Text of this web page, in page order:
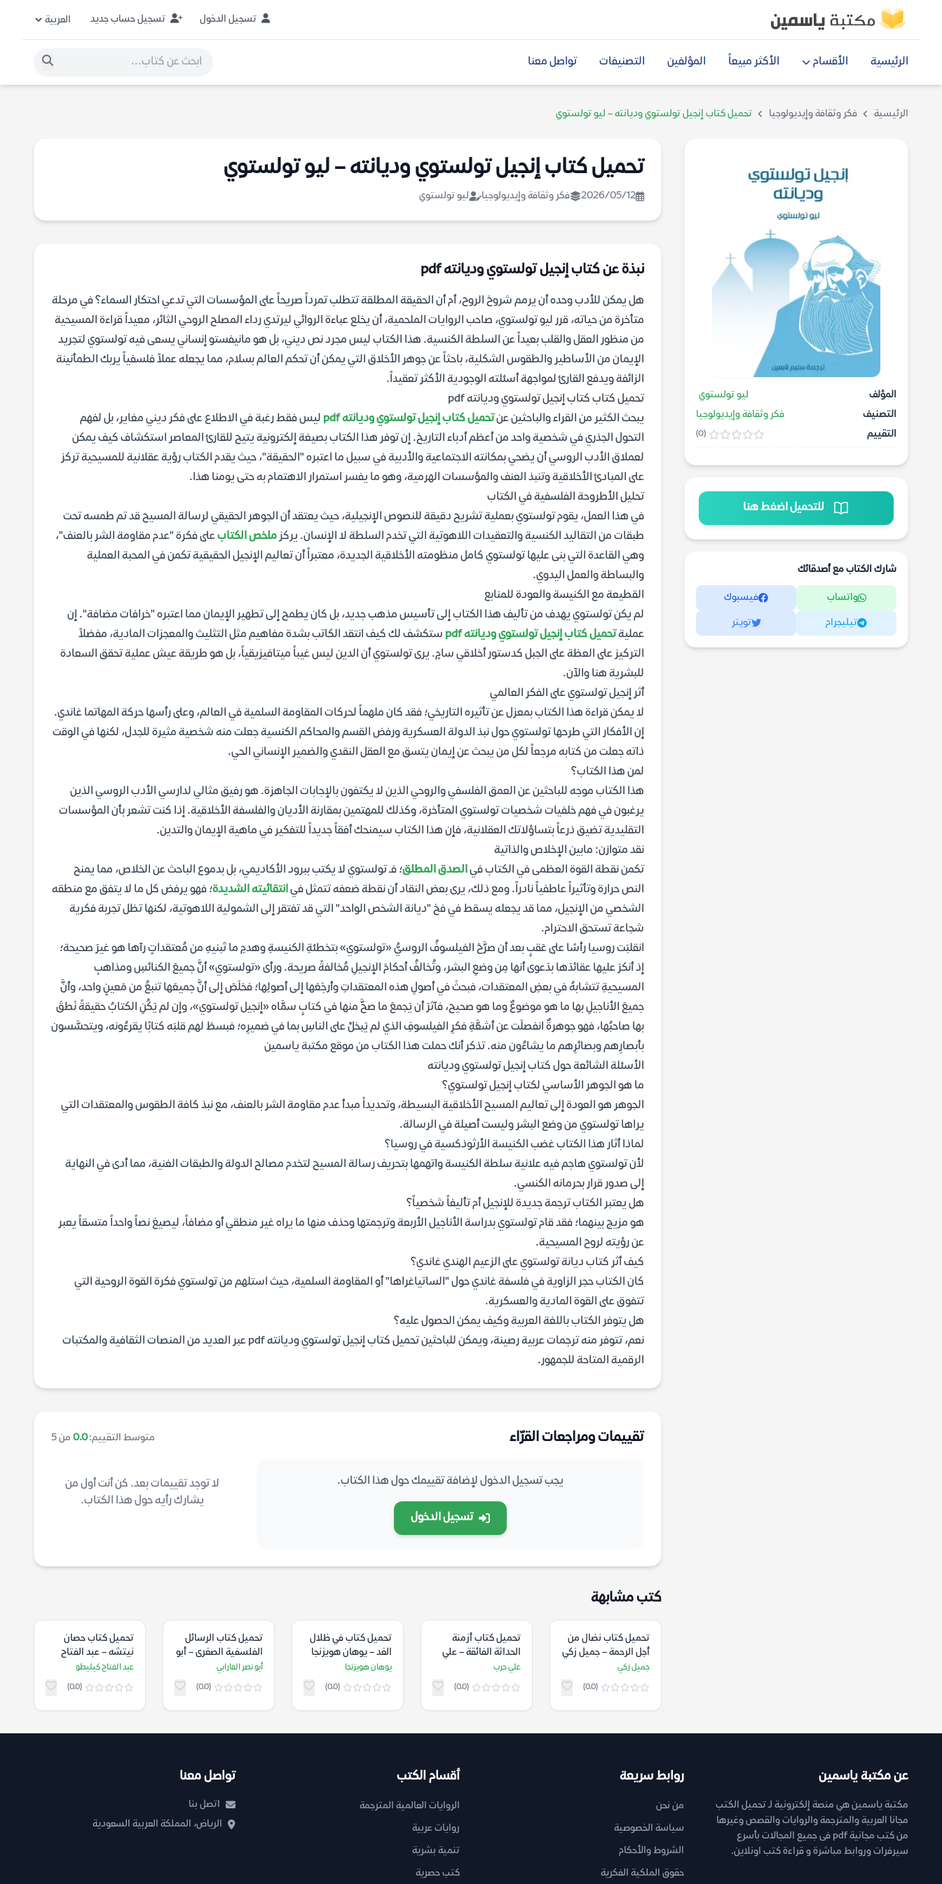
تسجيل الدخول تسجيل حساب جديد
الرئيسية الأقسام الأكثر مبيعاً المؤلفين التصنيفات تواصل معنا
الرئيسية فكر وثقافة وإيديولوجيا تحميل كتاب إنجيل تولستوي وديانته – ليو تولستوي
المؤلف
ليو تولستوي
التصنيف
فكر وثقافة وإيديولوجيا
التقييم
(0)
للتحميل اضغط هنا
شارك الكتاب مع أصدقائك
واتساب فيسبوك
تيليجرام تويتر
تحميل كتاب إنجيل تولستوي وديانته – ليو تولستوي
2026/05/12 فكر وثقافة وإيديولوجيا ليو تولستوي
نبذة عن كتاب إنجيل تولستوي وديانته pdf
هل يمكن للأدب وحده أن يرمم شروخ الروح، أم أن الحقيقة المطلقة تتطلب تمرداً صريحاً على المؤسسات التي تدعي احتكار السماء؟ في مرحلة
متأخرة من حياته، قرر ليو تولستوي، صاحب الروايات الملحمية، أن يخلع عباءة الروائي ليرتدي رداء المصلح الروحي الثائر، معيداً قراءة المسيحية
من منظور العقل والقلب بعيداً عن السلطة الكنسية. هذا الكتاب ليس مجرد نص ديني، بل هو مانيفستو إنساني يسعى فيه تولستوي لتجريد
الإيمان من الأساطير والطقوس الشكلية، باحثاً عن جوهر الأخلاق التي يمكن أن تحكم العالم بسلام، مما يجعله عملاً فلسفياً يربك الطمأنينة
الزائفة ويدفع القارئ لمواجهة أسئلته الوجودية الأكثر تعقيداً.
تحميل كتاب كتاب إنجيل تولستوي وديانته pdf
يبحث الكثير من القراء والباحثين عنتحميل كتاب إنجيل تولستوي وديانته pdf
ليس فقط رغبة في الاطلاع على فكر ديني مغاير، بل لفهم
التحول الجذري في شخصية واحد من أعظم أدباء التاريخ. إن توفر هذا الكتاب بصيغة إلكترونية يتيح للقارئ المعاصر استكشاف كيف يمكن
لعملاق الأدب الروسي أن يضحي بمكانته الاجتماعية والأدبية في سبيل ما اعتبره "الحقيقة"، حيث يقدم الكتاب رؤية عقلانية للمسيحية تركز
على المبادئ الأخلاقية وتنبذ العنف والمؤسسات الهرمية، وهو ما يفسر استمرار الاهتمام به حتى يومنا هذا.
تحليل الأطروحة الفلسفية في الكتاب
في هذا العمل، يقوم تولستوي بعملية تشريح دقيقة للنصوص الإنجيلية، حيث يعتقد أن الجوهر الحقيقي لرسالة المسيح قد تم طمسه تحت
طبقات من التقاليد الكنسية والتعقيدات اللاهوتية التي تخدم السلطة لا الإنسان. يركز ملخص الكتابعلى فكرة "عدم مقاومة الشر بالعنف"،
وهي القاعدة التي بنى عليها تولستوي كامل منظومته الأخلاقية الجديدة، معتبراً أن تعاليم الإنجيل الحقيقية تكمن في المحبة العملية
والبساطة والعمل اليدوي.
القطيعة مع الكنيسة والعودة للمنابع
لم يكن تولستوي يهدف من تأليف هذا الكتاب إلى تأسيس مذهب جديد، بل كان يطمح إلى تطهير الإيمان مما اعتبره "خرافات مضافة". إن
عمليةتحميل كتاب إنجيل تولستوي وديانته pdf
ستكشف لك كيف انتقد الكاتب بشدة مفاهيم مثل التثليث والمعجزات المادية، مفضلاً
التركيز على العظة على الجبل كدستور أخلاقي سامٍ. يرى تولستوي أن الدين ليس غيباً ميتافيزيقياً، بل هو طريقة عيش عملية تحقق السعادة
للبشرية هنا والآن.
أثر إنجيل تولستوي على الفكر العالمي
لا يمكن قراءة هذا الكتاب بمعزل عن تأثيره التاريخي؛ فقد كان ملهماً لحركات المقاومة السلمية في العالم، وعلى رأسها حركة المهاتما غاندي.
إن الأفكار التي طرحها تولستوي حول نبذ الدولة العسكرية ورفض القسم والمحاكم الكنسية جعلت منه شخصية مثيرة للجدل، لكنها في الوقت
ذاته جعلت من كتابه مرجعاً لكل من يبحث عن إيمان يتسق مع العقل النقدي والضمير الإنساني الحي.
لمن هذا الكتاب؟
هذا الكتاب موجه للباحثين عن العمق الفلسفي والروحي الذين لا يكتفون بالإجابات الجاهزة. هو رفيق مثالي لدارسي الأدب الروسي الذين
يرغبون في فهم خلفيات شخصيات تولستوي المتأخرة، وكذلك للمهتمين بمقارنة الأديان والفلسفة الأخلاقية. إذا كنت تشعر بأن المؤسسات
التقليدية تضيق ذرعاً بتساؤلاتك العقلانية، فإن هذا الكتاب سيمنحك أفقاً جديداً للتفكير في ماهية الإيمان والتدين.
نقد متوازن: مابين الإخلاص والذاتية
تكمن نقطة القوة العظمى في الكتاب فيالصدق المطلق؛ فـ تولستوي لا يكتب ببرود الأكاديمي، بل بدموع الباحث عن الخلاص، مما يمنح
النص حرارة وتأثيراً عاطفياً نادراً. ومع ذلك، يرى بعض النقاد أن نقطة ضعفه تتمثل فيانتقائيته الشديدة؛ فهو يرفض كل ما لا يتفق مع منطقه
الشخصي من الإنجيل، مما قد يجعله يسقط في فخ "ديانة الشخص الواحد" التي قد تفتقر إلى الشمولية اللاهوتية، لكنها تظل تجربة فكرية
شجاعة تستحق الاحترام.
انقلبَت روسيا رأسًا على عَقبٍ بعد أن صرَّحَ الفيلسوفُ الروسيُّ «تولستوي» بتخطئةِ الكنيسةِ وهدمِ ما تَبنيهِ من مُعتقداتٍ رآها هو غيرَ صحيحة؛
إذ أنكرَ عليها عقائدَها بدَعوى أنها مِن وضعِ البشر، وتُخالفُ أحكامَ الإنجيلِ مُخالفةً صريحة. ورأى «تولستوي» أنَّ جميعَ الكنائسِ ومذاهبِ
المسيحيةِ تتشابهُ في بعضِ المعتقدات، فبحثَ في أصولِ هذه المعتقداتِ وأرجَعَها إلى أصولِها؛ فخلَصَ إلى أنَّ جميعَها تنبعُ من مَعينٍ واحد، وأنَّ
جميعَ الأناجيلِ بها ما هو موضوعٌ وما هو صحيح، فآثرَ أن يَجمعَ ما صحَّ منها في كتابٍ سمَّاه «إنجيل تولستوي»، وإن لم يَكُنِ الكتابُ حقيقةً نَطقَ
بها صاحبُها، فهو جوهرةٌ انفصلَت عن أشعَّةِ فكرِ الفيلسوفِ الذي لم يَبخلْ على الناسِ بما في ضميرِه؛ فبسطَ لهم قلبَه كتابًا يقرءُونه، ويتحسَّسون
بأبصارِهم وبصائرِهم ما يشاءُون منه. تذكر أنك حملت هذا الكتاب من موقع مكتبة ياسمين
الأسئلة الشائعة حول كتاب إنجيل تولستوي وديانته
ما هو الجوهر الأساسي لكتاب إنجيل تولستوي؟
الجوهر هو العودة إلى تعاليم المسيح الأخلاقية البسيطة، وتحديداً مبدأ عدم مقاومة الشر بالعنف، مع نبذ كافة الطقوس والمعتقدات التي
يراها تولستوي من وضع البشر وليست أصيلة في الرسالة.
لماذا أثار هذا الكتاب غضب الكنيسة الأرثوذكسية في روسيا؟
لأن تولستوي هاجم فيه علانية سلطة الكنيسة واتهمها بتحريف رسالة المسيح لتخدم مصالح الدولة والطبقات الغنية، مما أدى في النهاية
إلى صدور قرار بحرمانه الكنسي.
هل يعتبر الكتاب ترجمة جديدة للإنجيل أم تأليفاً شخصياً؟
هو مزيج بينهما؛ فقد قام تولستوي بدراسة الأناجيل الأربعة وترجمتها وحذف منها ما يراه غير منطقي أو مضافاً، ليصيغ نصاً واحداً متسقاً يعبر
عن رؤيته لروح المسيحية.
كيف أثر كتاب ديانة تولستوي على الزعيم الهندي غاندي؟
كان الكتاب حجر الزاوية في فلسفة غاندي حول "الساتياغراها" أو المقاومة السلمية، حيث استلهم من تولستوي فكرة القوة الروحية التي
تتفوق على القوة المادية والعسكرية.
هل يتوفر الكتاب باللغة العربية وكيف يمكن الحصول عليه؟
نعم، تتوفر منه ترجمات عربية رصينة، ويمكن للباحثين تحميل كتاب إنجيل تولستوي وديانته pdf عبر العديد من المنصات الثقافية والمكتبات
الرقمية المتاحة للجمهور.
تقييمات ومراجعات القرّاء متوسط التقييم:0.0 من 5
يجب تسجيل الدخول لإضافة تقييمك حول هذا الكتاب.
تسجيل الدخول
لا توجد تقييمات بعد. كن أنت أول من
يشارك رأيه حول هذا الكتاب.
كتب مشابهة
تحميل كتاب نضال من
أجل الرحمة – جميل زكي
جميل زكي
(0.0)
تحميل كتاب أزمنة
الحداثة الفائقة – علي
حرب
علي حرب
(0.0)
تحميل كتاب ‫في ظلال
الغد‬ – يوهان هويزنجا
يوهان هويزنجا
(0.0)
تحميل كتاب الرسائل
الفلسفية الصغرى – أبو
نصر الفارابي
أبو نصر الفارابي
(0.0)
تحميل كتاب حصان
نيتشه – عبد الفتاح
كيليطو
عبد الفتاح كيليطو
(0.0)
عن مكتبة ياسمين
مكتبة ياسمين هي منصة إلكترونية لـ تحميل الكتب
مجانا العربية والمترجمة والروايات والقصص وغيرها
من كتب مجانية pdf فى جميع المجالات بأسرع
سيرفرات وروابط مباشرة و قراءة كتب اونلاين.
روابط سريعة
من نحن
سياسة الخصوصية
الشروط والأحكام
حقوق الملكية الفكرية
أقسام الكتب
الروايات العالمية المترجمة
روايات عربية
تنمية بشرية
كتب حصرية
تواصل معنا
اتصل بنا
الرياض، المملكة العربية السعودية